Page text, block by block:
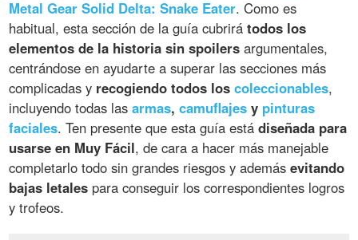
Metal Gear Solid Delta: Snake Eater. Como es
habitual, esta sección de la guía cubrirátodos los
elementos de la historia sin spoilers argumentales,
centrándose en ayudarte a superar las secciones más
complicadas y recogiendo todos loscoleccionables,
incluyendo todas lasarmas,camuflajes y pinturas
faciales. Ten presente que esta guía estádiseñada para
usarse en Muy Fácil, de cara a hacer más manejable
completarlo todo sin grandes riesgos y ademásevitando
bajas letales para conseguir los correspondientes logros
y trofeos.